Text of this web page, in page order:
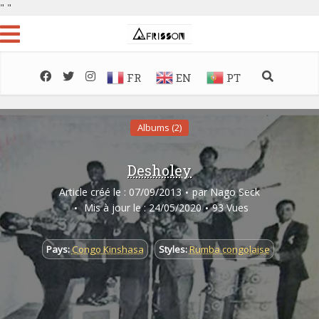
" "
FR EN PT
Albums (2)
Desholey
Article créé le : 07/09/2013 par Nago Seck
Mis à jour le : 24/05/2020
93 Vues
Pays:Congo Kinshasa Styles:Rumba congolaise